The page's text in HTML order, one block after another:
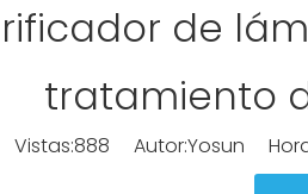
de
tratamiento
Vistas:888 Autor:Yosun